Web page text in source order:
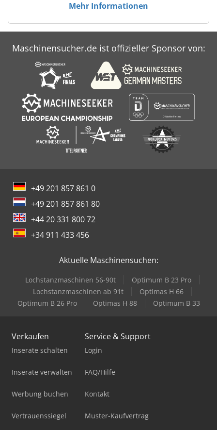
Mehr Informationen
Maschinensucher.de ist offizieller Sponsor von:
+49 201 857 861 0
+49 201 857 861 80
+44 20 331 800 72
+34 911 433 456
Aktuelle Maschinensuchen:
Lochstanzmaschinen 56-90t
Optimum B 23 Pro
Lochstanzmaschinen ab 91t
Optimas H 66
Optimum B 26 Pro
Optimas H 88 Optimum B 33
Verkaufen
Inserate schalten
Inserate verwalten
Werbung buchen
Vertrauenssiegel
Service & Support
Login
FAQ/Hilfe
Kontakt
Muster-Kaufvertrag